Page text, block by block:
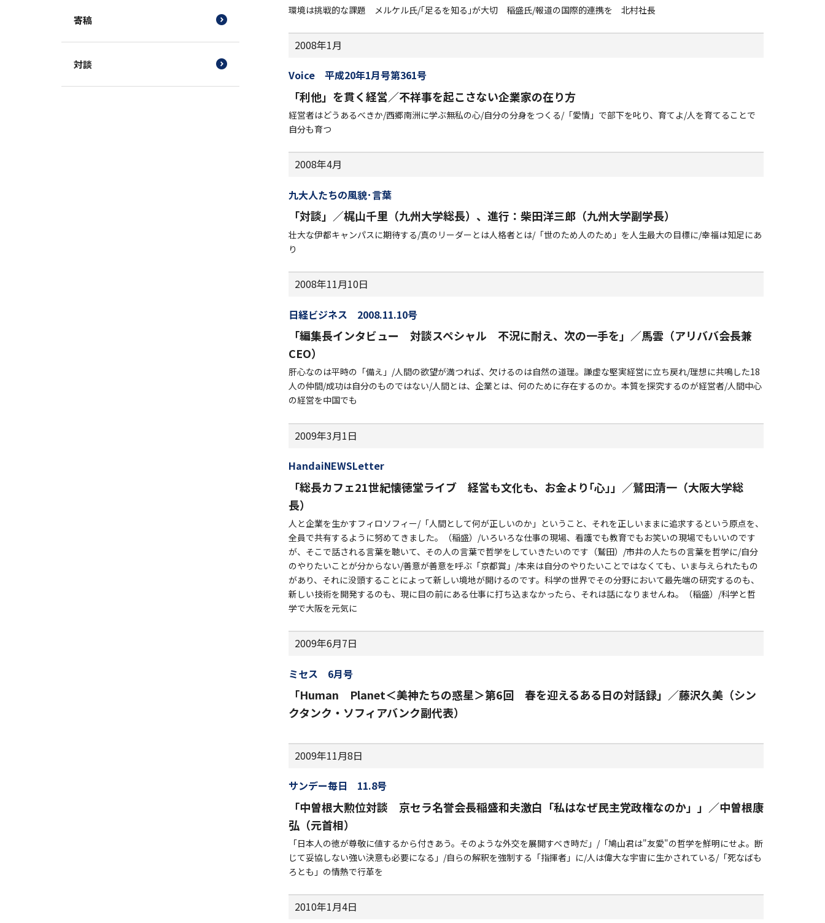
環境は挑戦的な課題 メルケル氏/｢足るを知る｣が大切 稲盛氏/報道の国際的連携を 北村社長
2008年1月
Voice 平成20年1月号第361号
「利他」を貫く経営／不祥事を起こさない企業家の在り方
経営者はどうあるべきか/西郷南洲に学ぶ無私の心/自分の分身をつくる/「愛情」で部下を叱り、育てよ/人を育てることで
自分も育つ
2008年4月
九大人たちの風貌･言葉
「対談」／梶山千里（九州大学総長）、進行：柴田洋三郎（九州大学副学長）
壮大な伊都キャンパスに期待する/真のリーダーとは人格者とは/「世のため人のため」を人生最大の目標に/幸福は知足にあ
り
2008年11月10日
日経ビジネス 2008.11.10号
「編集長インタビュー 対談スペシャル 不況に耐え、次の一手を」／馬雲（アリババ会長兼
CEO）
肝心なのは平時の「備え」/人間の欲望が満つれば、欠けるのは自然の道理。謙虚な堅実経営に立ち戻れ/理想に共鳴した18
人の仲間/成功は自分のものではない/人間とは、企業とは、何のために存在するのか。本質を探究するのが経営者/人間中心
の経営を中国でも
2009年3月1日
HandaiNEWSLetter
「総長カフェ21世紀懐徳堂ライブ 経営も文化も、お金より｢心｣」／鷲田清一（大阪大学総
長）
人と企業を生かすフィロソフィー/「人間として何が正しいのか」ということ、それを正しいままに追求するという原点を、
全員で共有するように努めてきました。（稲盛）/いろいろな仕事の現場、看護でも教育でもお笑いの現場でもいいのです
が、そこで話される言葉を聴いて、その人の言葉で哲学をしていきたいのです（鷲田）/市井の人たちの言葉を哲学に/自分
のやりたいことが分からない/善意が善意を呼ぶ「京都賞」/本来は自分のやりたいことではなくても、いま与えられたもの
があり、それに没頭することによって新しい境地が開けるのです。科学の世界でその分野において最先端の研究するのも、
新しい技術を開発するのも、現に目の前にある仕事に打ち込まなかったら、それは話になりませんね。（稲盛）/科学と哲
学で大阪を元気に
2009年6月7日
ミセス 6月号
「Human Planet＜美神たちの惑星＞第6回 春を迎えるある日の対話録」／藤沢久美（シン
クタンク・ソフィアバンク副代表）
2009年11月8日
サンデー毎日 11.8号
「中曽根大勲位対談 京セラ名誉会長稲盛和夫激白「私はなぜ民主党政権なのか」」／中曽根康
弘（元首相）
「日本人の徳が尊敬に値するから付きあう。そのような外交を展開すべき時だ」/「鳩山君は"友愛"の哲学を鮮明にせよ。断
じて妥協しない強い決意も必要になる」/自らの解釈を強制する「指揮者」に/人は偉大な宇宙に生かされている/「死なばも
ろとも」の情熱で行革を
2010年1月4日
寄稿
対談